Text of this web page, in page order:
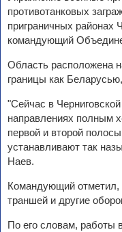
противотанковых
приграничных районах
командующий
Область расположена
границы как
"Сейчас в
направлениях полным
первой и второй
устанавливают так
Наев.
Командующий отметил,
траншей и другие
По его словам, работы